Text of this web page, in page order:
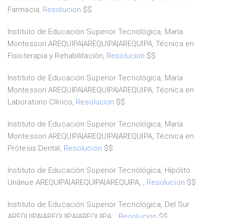
Farmacia, Resolucion $$
Instituto de Educación Superior Tecnológica, María
Montessori AREQUIPA|AREQUIPA|AREQUIPA, Técnica en
Fisioterapia y Rehabilitación, Resolucion $$
Instituto de Educación Superior Tecnológica, María
Montessori AREQUIPA|AREQUIPA|AREQUIPA, Técnica en
Laboratorio Clínico, Resolucion $$
Instituto de Educación Superior Tecnológica, María
Montessori AREQUIPA|AREQUIPA|AREQUIPA, Técnica en
Prótesis Dental, Resolucion $$
Instituto de Educación Superior Tecnológica, Hipólito
Unánue AREQUIPA|AREQUIPA|AREQUIPA, , Resolucion $$
Instituto de Educación Superior Tecnológica, Del Sur